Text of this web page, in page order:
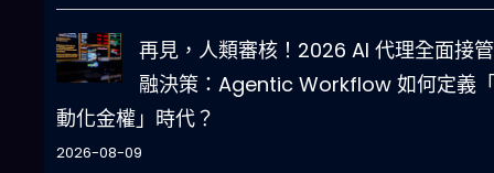
再見，人類審核！2026 AI 代理全面接
融決策：Agentic Workflow 如何定義
動化金權」時代？
2026-08-09